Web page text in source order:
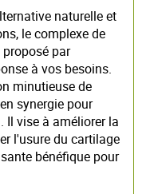
naturelle et
le complexe de
par
à vos besoins.
minutieuse de
synergie pour
vise à améliorer la
l'usure du cartilage
bénéfique pour